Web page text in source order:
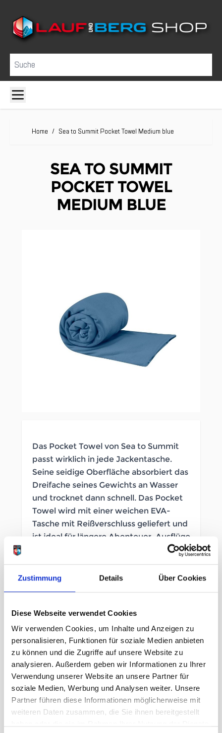
Zustimmung Details Über Cookies
Diese Webseite verwendet Cookies
Wir verwenden Cookies, um Inhalte und Anzeigen zu
personalisieren, Funktionen für soziale Medien anbieten
zu können und die Zugriffe auf unsere Website zu
analysieren. Außerdem geben wir Informationen zu Ihrer
Verwendung unserer Website an unsere Partner für
soziale Medien, Werbung und Analysen weiter. Unsere
Partner führen diese Informationen möglicherweise mit
weiteren Daten zusammen, die Sie ihnen bereitgestellt
Suche
Home / Sea to Summit Pocket Towel Medium blue
SEA TO SUMMIT
POCKET TOWEL
MEDIUM BLUE
Das Pocket Towel von Sea to Summit
passt wirklich in jede Jackentasche.
Seine seidige Oberfläche absorbiert das
Dreifache seines Gewichts an Wasser
und trocknet dann schnell. Das Pocket
Towel wird mit einer weichen EVA-
Tasche mit Reißverschluss geliefert und
ist ideal für längere Abenteuer, Ausflüge
ins Fitnessstudio oder sogar geeignet als
praktisches Accessoire im Auto.
SOFORT LIEFERBAR
Artikelnummer LB_200991042
Geschlecht Herren
Größe
one size
19,95 €